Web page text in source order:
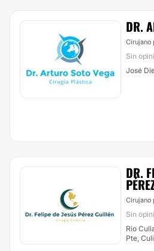
DR.
Cirujano
Sin
José
DR.
Cirujano
Sin
Rio
Pte,